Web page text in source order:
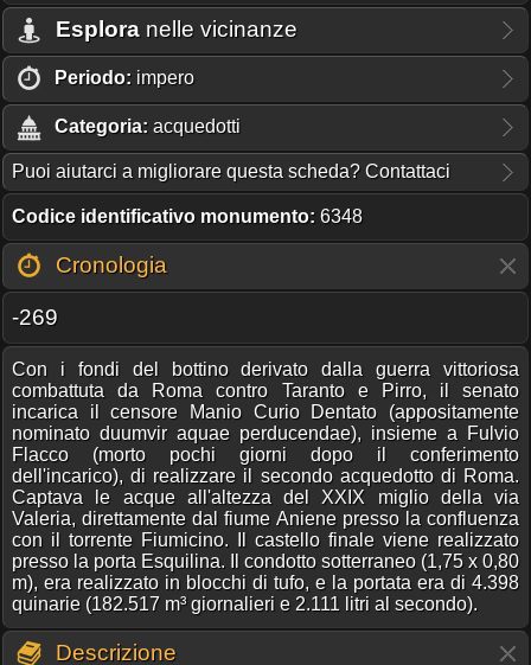
Esplora nelle vicinanze
Periodo: impero
Categoria: acquedotti
Puoi aiutarci a migliorare questa scheda? Contattaci
Codice identificativo monumento: 6348
Cronologia
-269
Con i fondi del bottino derivato dalla guerra vittoriosa
combattuta da Roma contro Taranto e Pirro, il senato
incarica il censore Manio Curio Dentato (appositamente
nominato duumvir aquae perducendae), insieme a Fulvio
Flacco (morto pochi giorni dopo il conferimento
dell'incarico), di realizzare il secondo acquedotto di Roma.
Captava le acque all'altezza del XXIX miglio della via
Valeria, direttamente dal fiume Aniene presso la confluenza
con il torrente Fiumicino. Il castello finale viene realizzato
presso la porta Esquilina. Il condotto sotterraneo (1,75 x 0,80
m), era realizzato in blocchi di tufo, e la portata era di 4.398
quinarie (182.517 m³ giornalieri e 2.111 litri al secondo).
Descrizione